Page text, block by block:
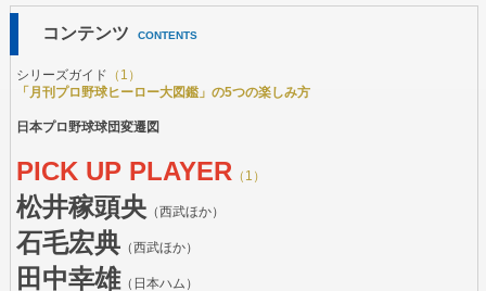
コンテンツ CONTENTS
シリーズガイド （1）
「月刊プロ野球ヒーロー大図鑑」の5つの楽しみ方
日本プロ野球球団変遷図
PICK UP PLAYER（1）
松井稼頭央（西武ほか）
石毛宏典（西武ほか）
田中幸雄（日本ハム）